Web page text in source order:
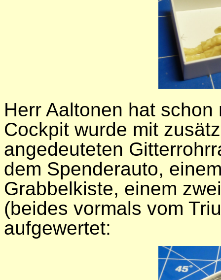
Herr Aaltonen hat
Cockpit wurde mit
angedeuteten
dem Spenderauto,
Grabbelkiste, einem
(beides vormals vom
aufgewertet: